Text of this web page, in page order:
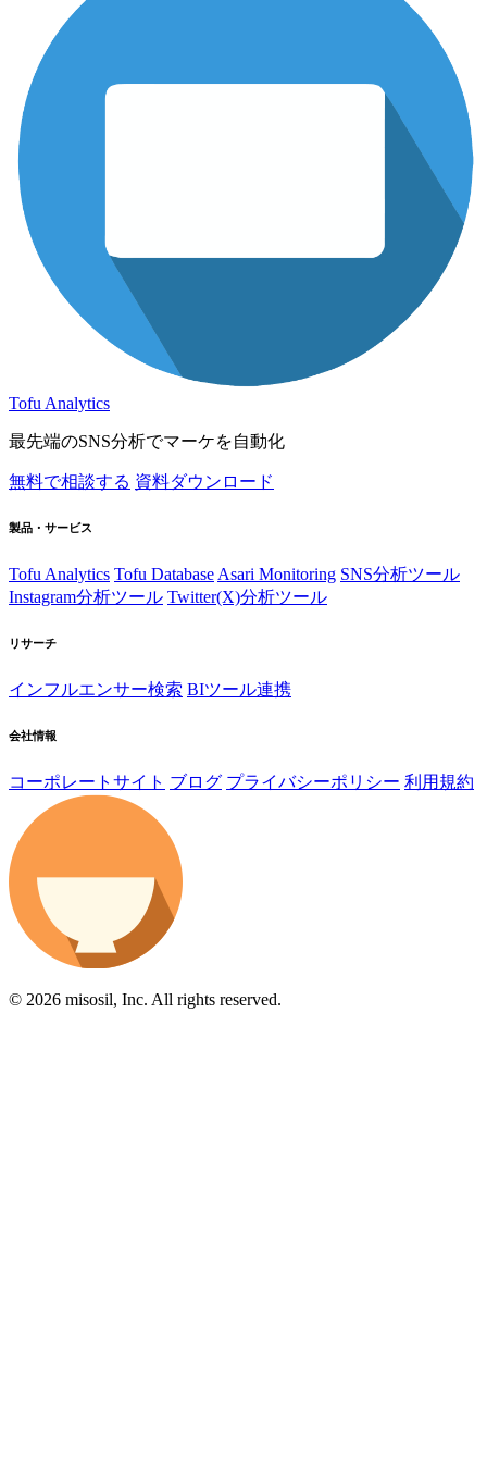
Tofu Analytics
最先端のSNS分析でマーケを自動化
無料で相談する 資料ダウンロード
製品・サービス
Tofu Analytics Tofu Database Asari Monitoring SNS分析ツール
Instagram分析ツール Twitter(X)分析ツール
リサーチ
インフルエンサー検索 BIツール連携
会社情報
コーポレートサイト ブログ プライバシーポリシー 利用規約
© 2026 misosil, Inc. All rights reserved.